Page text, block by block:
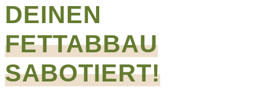
EINEN
FETTABBAU
SABOTIERT!